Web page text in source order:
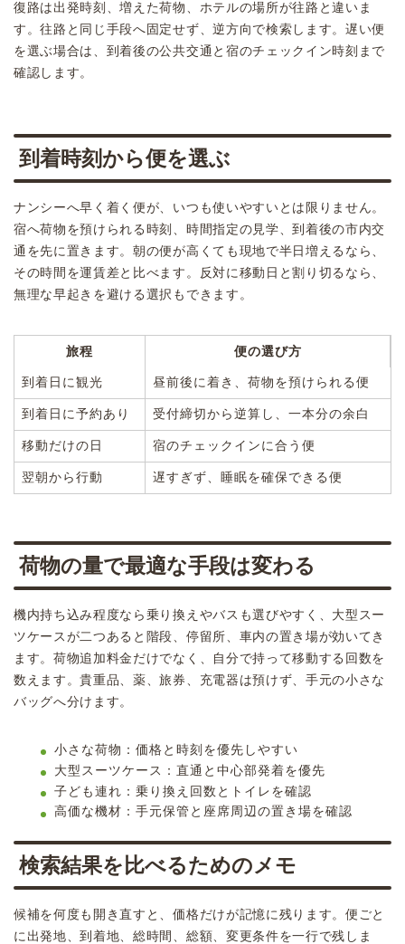
復路は出発時刻、増えた荷物、ホテルの場所が往路と違いま
す。往路と同じ手段へ固定せず、逆方向で検索します。遅い便
を選ぶ場合は、到着後の公共交通と宿のチェックイン時刻まで
確認します。
到着時刻から便を選ぶ
ナンシーへ早く着く便が、いつも使いやすいとは限りません。
宿へ荷物を預けられる時刻、時間指定の見学、到着後の市内交
通を先に置きます。朝の便が高くても現地で半日増えるなら、
その時間を運賃差と比べます。反対に移動日と割り切るなら、
無理な早起きを避ける選択もできます。
旅程 便の選び方
到着日に観光 昼前後に着き、荷物を預けられる便
到着日に予約あり 受付締切から逆算し、一本分の余白
移動だけの日 宿のチェックインに合う便
翌朝から行動 遅すぎず、睡眠を確保できる便
荷物の量で最適な手段は変わる
機内持ち込み程度なら乗り換えやバスも選びやすく、大型スー
ツケースが二つあると階段、停留所、車内の置き場が効いてき
ます。荷物追加料金だけでなく、自分で持って移動する回数を
数えます。貴重品、薬、旅券、充電器は預けず、手元の小さな
バッグへ分けます。
小さな荷物：価格と時刻を優先しやすい
大型スーツケース：直通と中心部発着を優先
子ども連れ：乗り換え回数とトイレを確認
高価な機材：手元保管と座席周辺の置き場を確認
検索結果を比べるためのメモ
候補を何度も開き直すと、価格だけが記憶に残ります。便ごと
に出発地、到着地、総時間、総額、変更条件を一行で残しま